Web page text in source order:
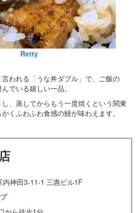
Retty
われる「うな丼ダブル」で、ご飯の
でいる嬉しい一品。
、蒸してからもう一度焼くという関東
くふわふわ食感の鰻が味わえます。
内神田3-11-1 三惠ビル1F